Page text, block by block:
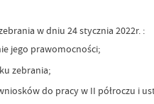
w dniu 24 stycznia 2022r. :
jego prawomocności;
zebrania;
do pracy w II półroczu i